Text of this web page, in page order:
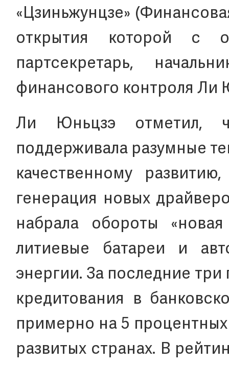
«Цзиньжунцзе»
открытия которой с
партсекретарь,
финансового контроля Ли
Ли Юньцзэ отметил,
поддерживала разумные
качественному
генерация новых
набрала обороты
литиевые батареи и
энергии. За последние
кредитования в
примерно на 5
развитых странах. В